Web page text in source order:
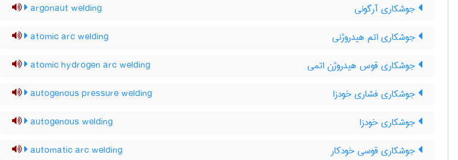
جوشکاری آرگونی argonaut welding
جوشکاری اتم هیدروژنی atomic arc welding
جوشکاری قوس هیدروژن اتمی atomic hydrogen arc welding
جوشکاری فشاری خودزا autogenous pressure welding
جوشکاری خودزا autogenous welding
جوشکاری قوسی خودکار automatic arc welding